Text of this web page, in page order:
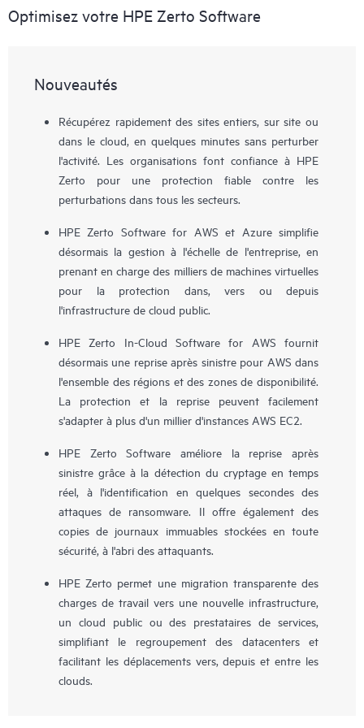
Optimisez votre HPE Zerto Software
Nouveautés
Récupérez rapidement des sites entiers, sur site ou
dans le cloud, en quelques minutes sans perturber
l'activité. Les organisations font confiance à HPE
Zerto pour une protection fiable contre les
perturbations dans tous les secteurs.
HPE Zerto Software for AWS et Azure simplifie
désormais la gestion à l'échelle de l'entreprise, en
prenant en charge des milliers de machines virtuelles
pour la protection dans, vers ou depuis
l'infrastructure de cloud public.
HPE Zerto In-Cloud Software for AWS fournit
désormais une reprise après sinistre pour AWS dans
l'ensemble des régions et des zones de disponibilité.
La protection et la reprise peuvent facilement
s'adapter à plus d'un millier d'instances AWS EC2.
HPE Zerto Software améliore la reprise après
sinistre grâce à la détection du cryptage en temps
réel, à l'identification en quelques secondes des
attaques de ransomware. Il offre également des
copies de journaux immuables stockées en toute
sécurité, à l'abri des attaquants.
HPE Zerto permet une migration transparente des
charges de travail vers une nouvelle infrastructure,
un cloud public ou des prestataires de services,
simplifiant le regroupement des datacenters et
facilitant les déplacements vers, depuis et entre les
clouds.